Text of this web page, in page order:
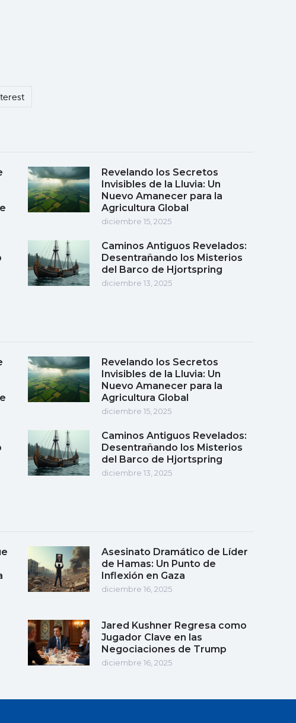
Revelando los Secretos
Invisibles de la Lluvia: Un
Nuevo Amanecer para la
Agricultura Global
diciembre 15, 2025
Caminos Antiguos Revelados:
Desentrañando los Misterios
del Barco de Hjortspring
diciembre 13, 2025
Revelando los Secretos
Invisibles de la Lluvia: Un
Nuevo Amanecer para la
Agricultura Global
diciembre 15, 2025
Caminos Antiguos Revelados:
Desentrañando los Misterios
del Barco de Hjortspring
diciembre 13, 2025
Asesinato Dramático de Líder
de Hamas: Un Punto de
Inflexión en Gaza
diciembre 16, 2025
Jared Kushner Regresa como
Jugador Clave en las
Negociaciones de Trump
diciembre 16, 2025